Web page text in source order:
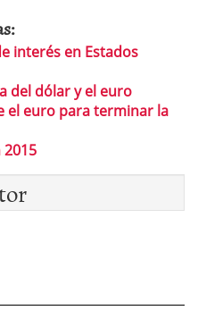
interés en Estados
del dólar y el euro
el euro para terminar la
2015